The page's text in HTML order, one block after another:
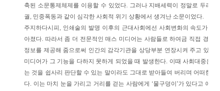
축된 소문통제체제를 이용할 수 있었다. 그러나 지배세력이 정말로 두려
궐, 민중폭동과 같이 심각한 사회적 위기 상황에서 생겨난 소문이었다.
주지하다시피, 인쇄술의 발명 이후의 근대사회에선 사회변화의 속도가 보
아졌다. 따라서 좀 더 전문적인 매스 미디어는 사람들로 하여금 직접 경험
정보를 제공해 줌으로써 인간의 감각기관을 상당부분 연장시켜 주고 있었
미디어가 그 기능을 다하지 못하게 되었을 때 발생한다. 이때 사회대중은
는 것을 쉽사리 판단할 수 있는 말이라도 그대로 받아들여 버리며 어떠한
다. 이는 마치 눈을 가리고 거리를 걷는 사람에게 ‘물구덩이’가 있다고 얘